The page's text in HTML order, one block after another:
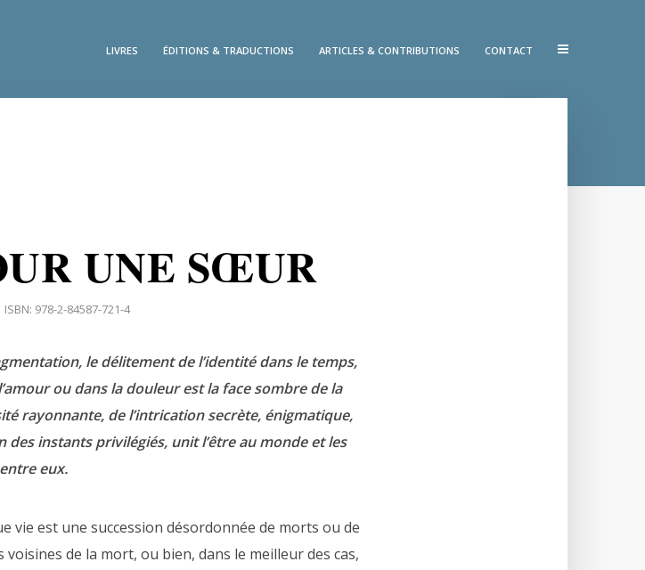
LIVRES ÉDITIONS & TRADUCTIONS ARTICLES & CONTRIBUTIONS CONTACT
UNE SŒUR
ISBN: 978-2-84587-721-4
le délitement de l’identité dans le temps,
ou dans la douleur est la face sombre de la
rayonnante, de l’intrication secrète, énigmatique,
des instants privilégiés, unit l’être au monde et les
eux.
vie est une succession désordonnée de morts ou de
voisines de la mort, ou bien, dans le meilleur des cas,